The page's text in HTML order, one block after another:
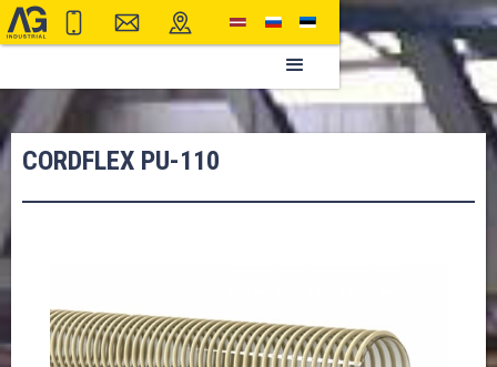
CORDFLEX PU-110